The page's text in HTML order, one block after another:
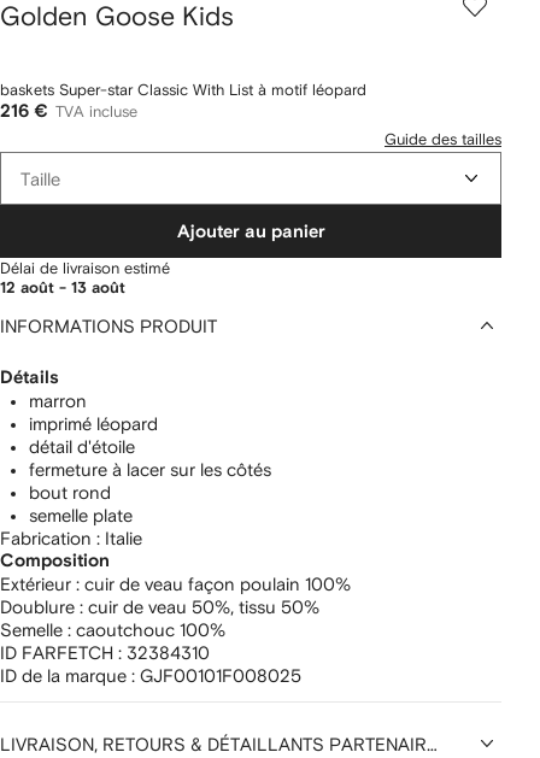
Golden Goose Kids
baskets Super-star Classic With List à motif léopard
216 € TVA incluse
Guide des tailles
Taille
Ajouter au panier
Délai de livraison estimé
12 août - 13 août
INFORMATIONS PRODUIT
Détails
marron
imprimé léopard
détail d'étoile
fermeture à lacer sur les côtés
bout rond
semelle plate
Fabrication : Italie
Composition
Extérieur : cuir de veau façon poulain 100%
Doublure : cuir de veau 50%, tissu 50%
Semelle : caoutchouc 100%
ID FARFETCH : 32384310
ID de la marque : GJF00101F008025
LIVRAISON, RETOURS & DÉTAILLANTS PARTENAIRES